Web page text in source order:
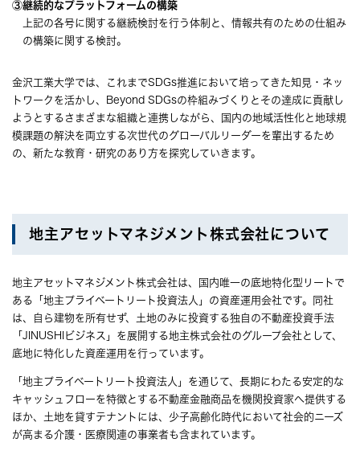
③継続的なプラットフォームの構築
上記の各号に関する継続検討を行う体制と、情報共有のための仕組み
の構築に関する検討。
金沢工業大学では、これまでSDGs推進において培ってきた知見・ネッ
トワークを活かし、Beyond SDGsの枠組みづくりとその達成に貢献し
ようとするさまざまな組織と連携しながら、国内の地域活性化と地球規
模課題の解決を両立する次世代のグローバルリーダーを輩出するため
の、新たな教育・研究のあり方を探究していきます。
地主アセットマネジメント株式会社について
地主アセットマネジメント株式会社は、国内唯一の底地特化型リートで
ある「地主プライベートリート投資法人」の資産運用会社です。同社
は、自ら建物を所有せず、土地のみに投資する独自の不動産投資手法
「JINUSHIビジネス」を展開する地主株式会社のグループ会社として、
底地に特化した資産運用を行っています。
「地主プライベートリート投資法人」を通じて、長期にわたる安定的な
キャッシュフローを特徴とする不動産金融商品を機関投資家へ提供する
ほか、土地を貸すテナントには、少子高齢化時代において社会的ニーズ
が高まる介護・医療関連の事業者も含まれています。